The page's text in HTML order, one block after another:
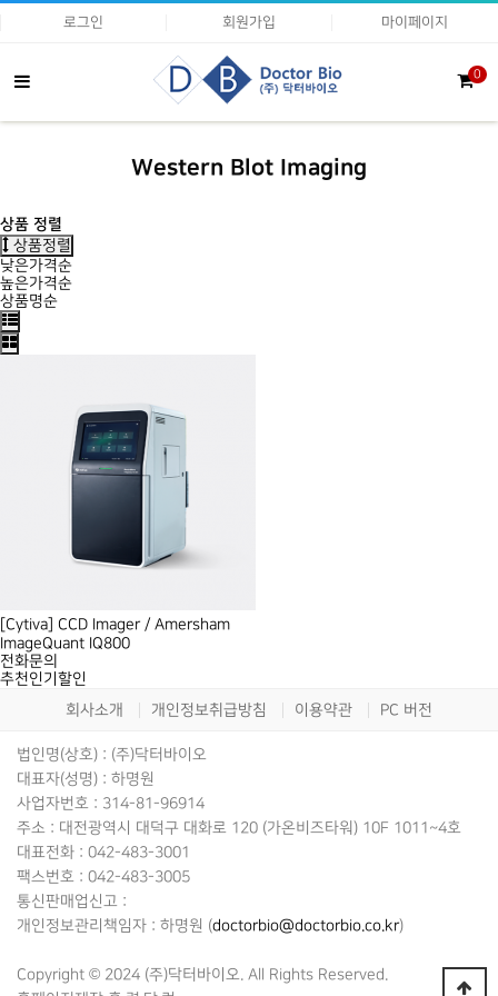
로그인 회원가입 마이페이지
0
Western Blot Imaging
상품 정렬
상품정렬
낮은가격순
높은가격순
상품명순
[Cytiva] CCD Imager / Amersham
ImageQuant IQ800
전화문의
추천인기 할인
회사소개
개인정보취급방침 이용약관 PC 버전
법인명(상호) : (주)닥터바이오
대표자(성명) : 하명원
사업자번호 : 314-81-96914
주소 : 대전광역시 대덕구 대화로 120 (가온비즈타워) 10F 1011~4호
대표전화 : 042-483-3001
팩스번호 : 042-483-3005
통신판매업신고 :
개인정보관리책임자 : 하명원 (doctorbio@doctorbio.co.kr)
Copyright © 2024 (주)닥터바이오. All Rights Reserved.